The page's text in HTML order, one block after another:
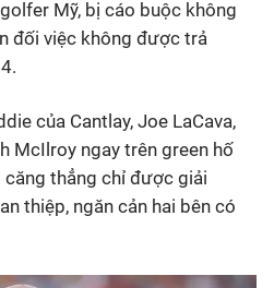
Mỹ, bị cáo buộc không
đối việc không được trả
của Cantlay, Joe LaCava,
McIlroy ngay trên green hố
căng thẳng chỉ được giải
thiệp, ngăn cản hai bên có